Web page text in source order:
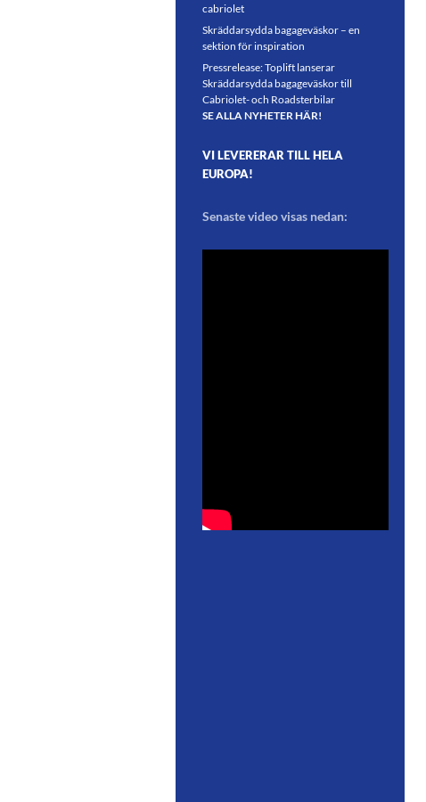
cabriolet
Skräddarsydda bagageväskor – en
sektion för inspiration
Pressrelease: Toplift lanserar
Skräddarsydda bagageväskor till
Cabriolet- och Roadsterbilar
SE ALLA NYHETER HÄR!
VI LEVERERAR TILL HELA
EUROPA!
Senaste video visas nedan: